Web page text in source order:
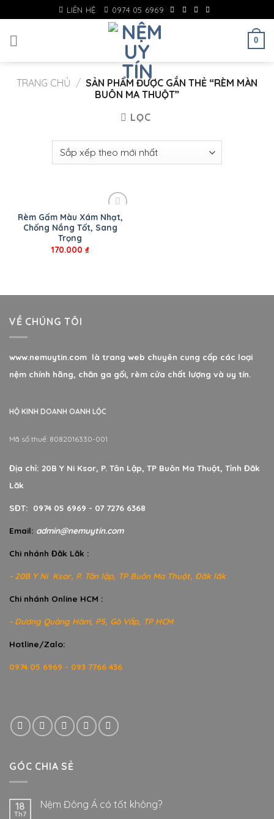
to
content
LIÊN HỆ 0974 05 6969
0
TRANG CHỦ / SẢN PHẨM ĐƯỢC GẮN THẺ “RÈM MÀN
BUÔN MA THUỘT”
LỌC
Rèm Gấm Màu Xám Nhạt,
Chống Nắng Tốt, Sang
Trọng
170.000 ₫
VỀ CHÚNG TÔI
www.nemuytin.com là trang web chuyên cung cấp các loại
nệm chính hãng, chăn ga gối, rèm cửa chất lượng và uy tín.
HỘ KINH DOANH OANH LỘC
Mã số thuế: 8082016330-001
Địa chỉ: 20B Y Ni Ksor, P. Tân Lập, TP Buôn Ma Thuột, Tỉnh Đăk
Lăk
SĐT: 0974 05 6969 - 07 7276 6368
Email: admin@nemuytin.com
Chi nhánh Đăk Lăk :
- 20B Y Ni Ksor, P. Tân lập, TP Buôn Ma Thuột, Đăk lăk
Chi nhánh Online HCM :
- Dương Quảng Hàm, P5, Gò Vấp, TP HCM
Hotline/Zalo:
0974 05 6969 - 093 7766 436
GÓC CHIA SẺ
18
Th7
Nệm Đông Á có tốt không?